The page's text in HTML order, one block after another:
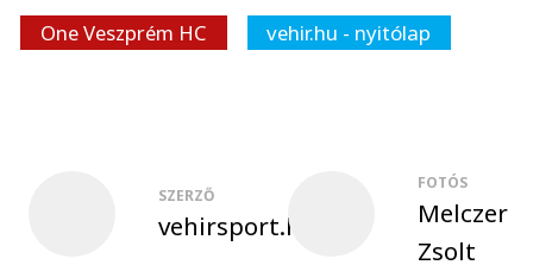
One Veszprém HC
vehir.hu - nyitólap
SZERZŐ
vehirsport.hu
FOTÓS
Melczer
Zsolt